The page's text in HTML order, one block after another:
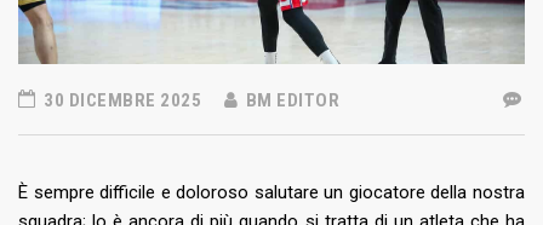
30 DICEMBRE 2025 BM EDITOR
È sempre difficile e doloroso salutare un giocatore della nostra